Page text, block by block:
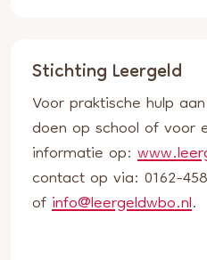
Stichting Leergeld
Voor praktische hulp
doen op school of voor
informatie op:
contact op via: 0162-
ofinfo@leergeldwbo.nl.